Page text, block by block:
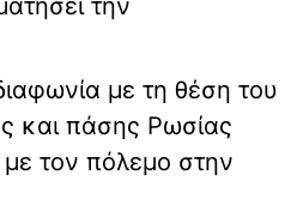
την
με τη θέση του
και πάσης Ρωσίας
τον πόλεμο στην